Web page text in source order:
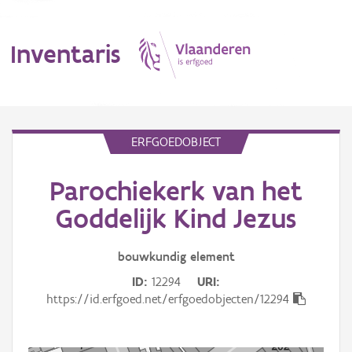
Inventaris
Erfgoedobject
Aanduidingsobject
ERFGOEDOBJECT
Parochiekerk van het
Goddelijk Kind Jezus
bouwkundig element
ID 12294
URI
https://id.erfgoed.net/erfgoedobjecten/12294